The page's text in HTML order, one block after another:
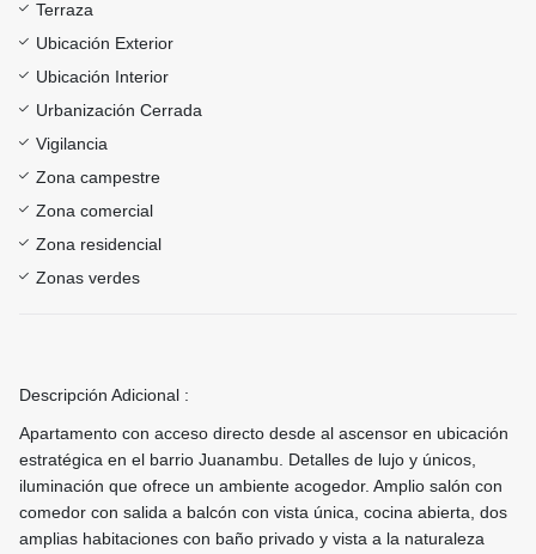
Terraza
Ubicación Exterior
Ubicación Interior
Urbanización Cerrada
Vigilancia
Zona campestre
Zona comercial
Zona residencial
Zonas verdes
Descripción Adicional :
Apartamento con acceso directo desde al ascensor en ubicación
estratégica en el barrio Juanambu. Detalles de lujo y únicos,
iluminación que ofrece un ambiente acogedor. Amplio salón con
comedor con salida a balcón con vista única, cocina abierta, dos
amplias habitaciones con baño privado y vista a la naturaleza